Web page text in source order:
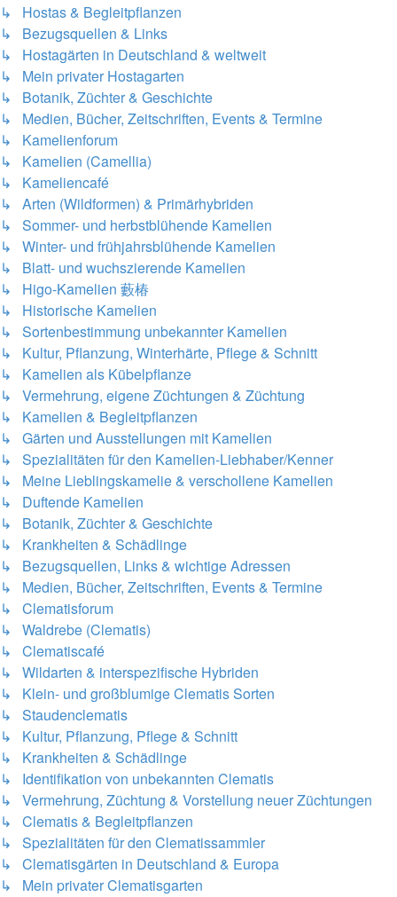
↳ Hostas & Begleitpflanzen
↳ Bezugsquellen & Links
↳ Hostagärten in Deutschland & weltweit
↳ Mein privater Hostagarten
↳ Botanik, Züchter & Geschichte
↳ Medien, Bücher, Zeitschriften, Events & Termine
↳ Kamelienforum
↳ Kamelien (Camellia)
↳ Kameliencafé
↳ Arten (Wildformen) & Primärhybriden
↳ Sommer- und herbstblühende Kamelien
↳ Winter- und frühjahrsblühende Kamelien
↳ Blatt- und wuchszierende Kamelien
↳ Higo-Kamelien 藪椿
↳ Historische Kamelien
↳ Sortenbestimmung unbekannter Kamelien
↳ Kultur, Pflanzung, Winterhärte, Pflege & Schnitt
↳ Kamelien als Kübelpflanze
↳ Vermehrung, eigene Züchtungen & Züchtung
↳ Kamelien & Begleitpflanzen
↳ Gärten und Ausstellungen mit Kamelien
↳ Spezialitäten für den Kamelien-Liebhaber/Kenner
↳ Meine Lieblingskamelie & verschollene Kamelien
↳ Duftende Kamelien
↳ Botanik, Züchter & Geschichte
↳ Krankheiten & Schädlinge
↳ Bezugsquellen, Links & wichtige Adressen
↳ Medien, Bücher, Zeitschriften, Events & Termine
↳ Clematisforum
↳ Waldrebe (Clematis)
↳ Clematiscafé
↳ Wildarten & interspezifische Hybriden
↳ Klein- und großblumige Clematis Sorten
↳ Staudenclematis
↳ Kultur, Pflanzung, Pflege & Schnitt
↳ Krankheiten & Schädlinge
↳ Identifikation von unbekannten Clematis
↳ Vermehrung, Züchtung & Vorstellung neuer Züchtungen
↳ Clematis & Begleitpflanzen
↳ Spezialitäten für den Clematissammler
↳ Clematisgärten in Deutschland & Europa
↳ Mein privater Clematisgarten